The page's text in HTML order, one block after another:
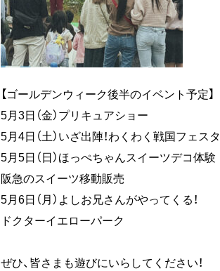
【ゴールデンウィーク後半のイベント予定】
5月3日（金）プリキュアショー
5月4日（土）いざ出陣！わくわく戦国フェスタ
5月5日（日）ほっぺちゃんスイーツデコ体験
阪急のスイーツ移動販売
5月6日（月）よしお兄さんがやってくる！
ドクターイエローパーク
ぜひ、皆さまも遊びにいらしてください！